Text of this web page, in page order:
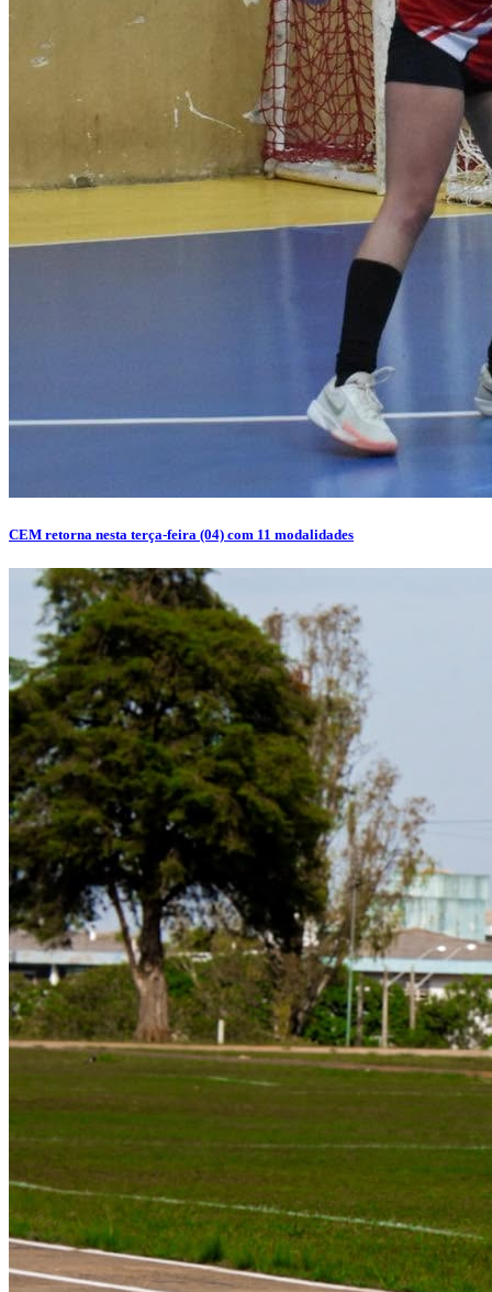
CEM retorna nesta terça-feira (04) com 11 modalidades